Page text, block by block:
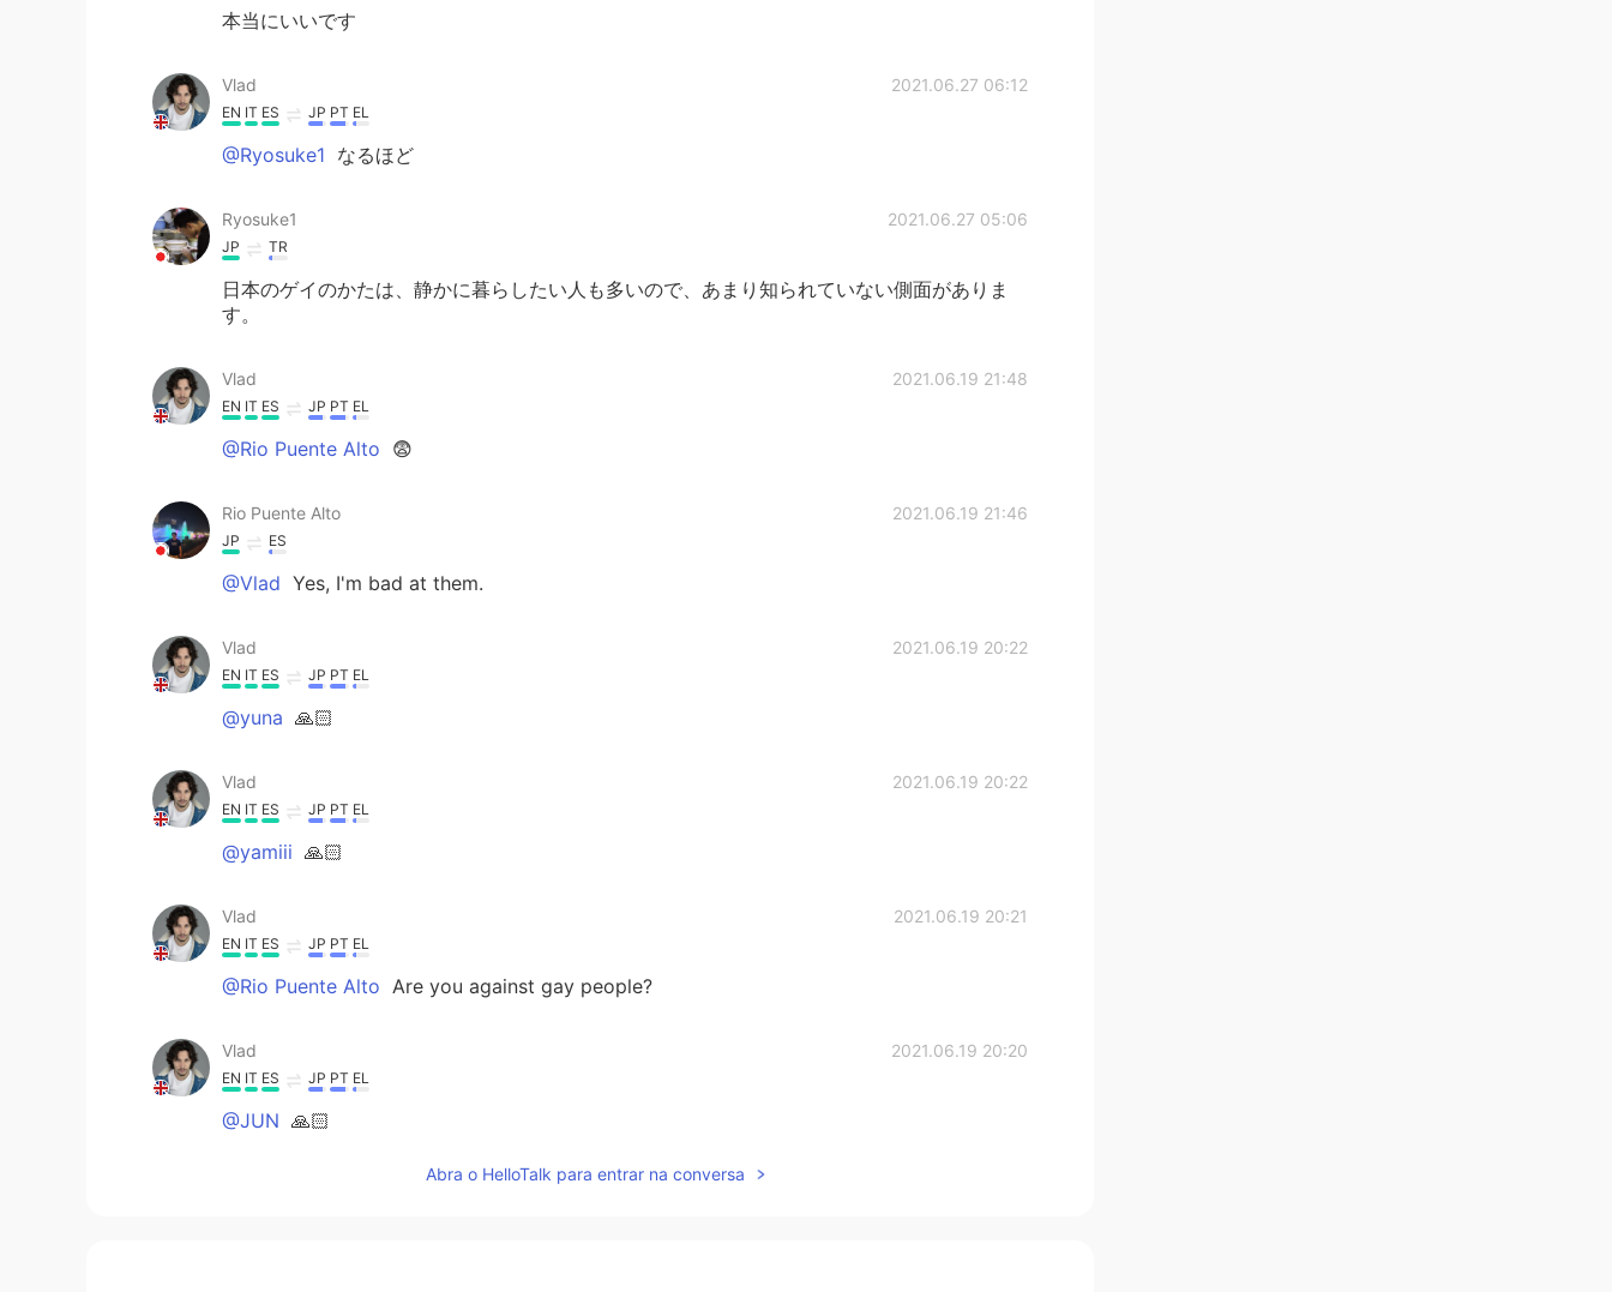
本当にいいです
Vlad 2021.06.27 06:12
EN IT ES JP PT EL
@Ryosuke1 なるほど
Ryosuke1 2021.06.27 05:06
JP TR
日本のゲイのかたは、静かに暮らしたい人も多いので、あまり知られていない側面がありま
す。
Vlad 2021.06.19 21:48
EN IT ES JP PT EL
@Rio Puente Alto 😨
Rio Puente Alto 2021.06.19 21:46
JP ES
@Vlad Yes, I'm bad at them.
Vlad 2021.06.19 20:22
EN IT ES JP PT EL
@yuna 🙏🏻
Vlad 2021.06.19 20:22
EN IT ES JP PT EL
@yamiii 🙏🏻
Vlad 2021.06.19 20:21
EN IT ES JP PT EL
@Rio Puente Alto Are you against gay people?
Vlad 2021.06.19 20:20
EN IT ES JP PT EL
@JUN 🙏🏻
Abra o HelloTalk para entrar na conversa